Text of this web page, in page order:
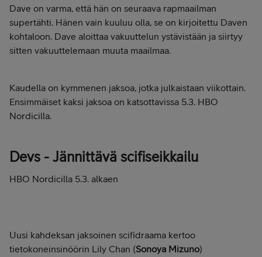
Dave on varma, että hän on seuraava rapmaailman
supertähti. Hänen vain kuuluu olla, se on kirjoitettu Daven
kohtaloon. Dave aloittaa vakuuttelun ystävistään ja siirtyy
sitten vakuuttelemaan muuta maailmaa.
Kaudella on kymmenen jaksoa, jotka julkaistaan viikottain.
Ensimmäiset kaksi jaksoa on katsottavissa 5.3. HBO
Nordicilla.
Devs - Jännittävä scifiseikkailu
HBO Nordicilla 5.3. alkaen
Uusi kahdeksan jaksoinen scifidraama kertoo
tietokoneinsinöörin Lily Chan (Sonoya Mizuno)